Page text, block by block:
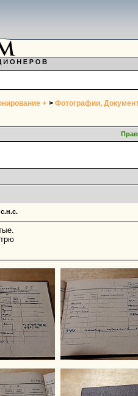
+ > Фотографии,